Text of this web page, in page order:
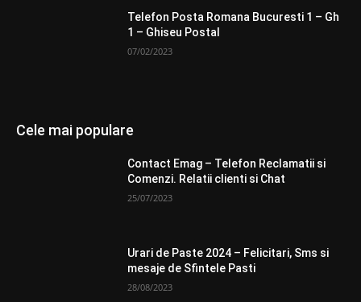
Telefon Posta Romana Bucuresti 1 – Gh
1 – Ghiseu Postal
07/02/2023
Cele mai populare
Contact Emag – Telefon Reclamatii si
Comenzi. Relatii clienti si Chat
25/07/2023
Urari de Paste 2024 – Felicitari, Sms si
mesaje de Sfintele Pasti
28/08/2023